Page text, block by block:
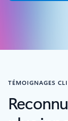
TÉMOIGNAGES